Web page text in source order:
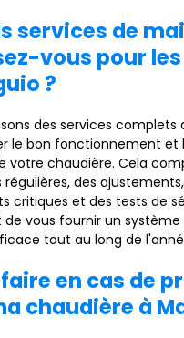
services de
vous pour
?
des services
le bon fonctionnement et
votre chaudière. Cela
régulières, des
critiques et des tests de
vous fournir un
tout au long de
en cas de
chaudière à